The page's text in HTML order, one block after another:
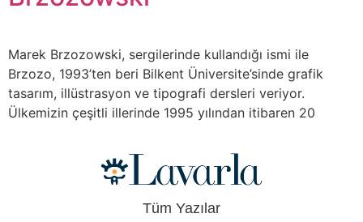
Marek Brzozowski, sergilerinde kullandığı ismi ile
Brzozo, 1993’ten beri Bilkent Üniversite’sinde grafik
tasarım, illüstrasyon ve tipografi dersleri veriyor.
Ülkemizin çeşitli illerinde 1995 yılından itibaren 20
Tüm Yazılar